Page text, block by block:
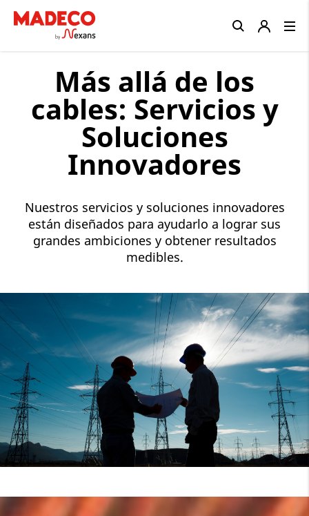
Más allá de los
cables: Servicios y
Soluciones
Innovadores
Nuestros servicios y soluciones innovadores
están diseñados para ayudarlo a lograr sus
grandes ambiciones y obtener resultados
medibles.
Close